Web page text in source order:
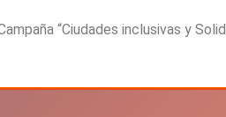
“Ciudades inclusivas y